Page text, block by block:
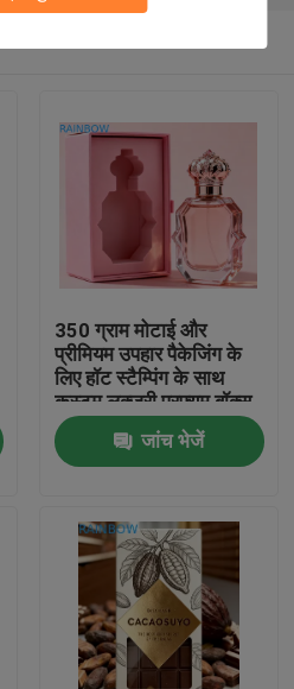
350 ग्राम मोटाई और
प्रीमियम उपहार पैकेजिंग के
लिए हॉट स्टैम्पिंग के साथ
कस्टम लक्जरी परफ्यूम बॉक्स
जांच भेजें